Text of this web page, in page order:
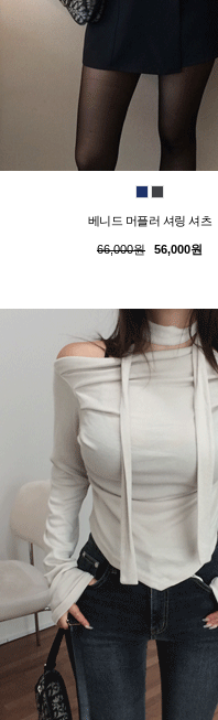
베니드 머플러 셔링 셔츠
66,000원 56,000원